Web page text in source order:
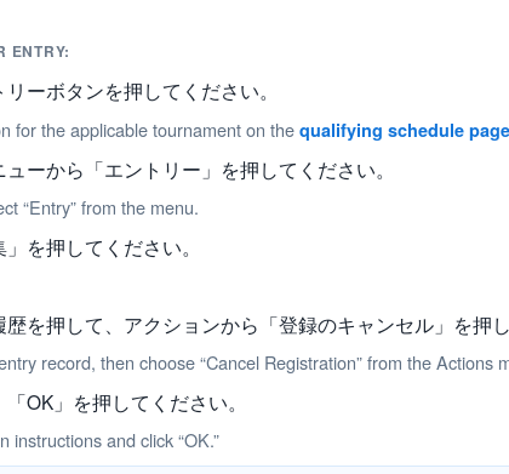
ENTRY:
ーボタンを押してください。
for the applicable tournament on the qualifying schedule page
ーから「エントリー」を押してください。
“Entry” from the menu.
を押してください。
を押して、アクションから「登録のキャンセル」を押
record, then choose “Cancel Registration” from the Actions
OK」を押してください。
instructions and click “OK.”